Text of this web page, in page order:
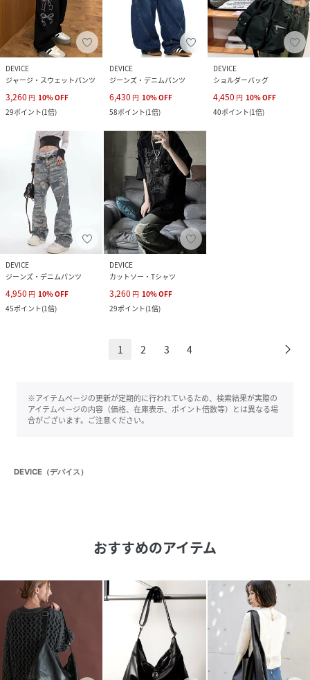
DEVICE
ジャージ・スウェットパンツ
3,260 円 10%OFF
29ポイント(1倍)
DEVICE
ジーンズ・デニムパンツ
6,430 円 10%OFF
58ポイント(1倍)
DEVICE
ショルダーバッグ
4,450 円 10%OFF
40ポイント(1倍)
DEVICE
ジーンズ・デニムパンツ
4,950 円 10%OFF
45ポイント(1倍)
DEVICE
カットソー・Tシャツ
3,260 円 10%OFF
29ポイント(1倍)
1 2 3 4
※アイテムページの更新が定期的に行われているため、検索結果が実際の
アイテムページの内容（価格、在庫表示、ポイント倍数等）とは異なる場
合がございます。ご注意ください。
DEVICE（デバイス）
おすすめのアイテム